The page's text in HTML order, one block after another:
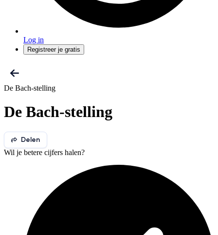
Log in
Registreer je gratis
De Bach-stelling
De Bach-stelling
Delen
Wil je betere cijfers halen?